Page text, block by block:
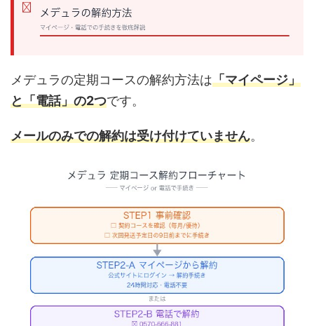
メデュラの定期コースの解約方法は「マイページ」
と「電話」の2つです。
メールのみでの解約は受け付けていません。